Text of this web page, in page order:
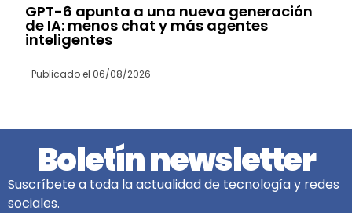
GPT-6 apunta a una nueva generación
de IA: menos chat y más agentes
inteligentes
Publicado el 06/08/2026
Boletín newsletter
Suscríbete a toda la actualidad de tecnología y redes
sociales.